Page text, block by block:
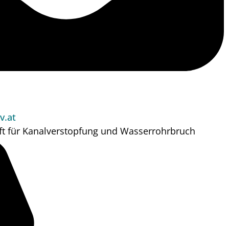
für Kanalverstopfung und Wasserrohrbruch